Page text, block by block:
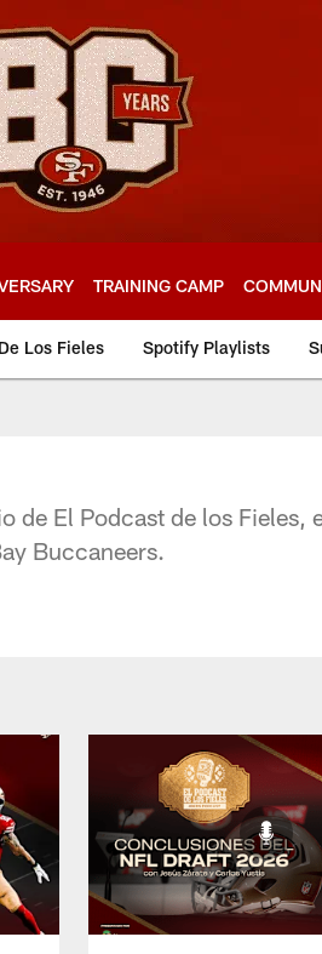
TRAINING CAMP
Los Fieles Spotify Playlists
El Podcast de los
Buccaneers.